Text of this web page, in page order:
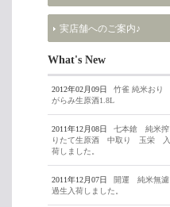
実店舗へのご案内♪
What's New
2012年02月09日
竹雀 純米おり
がらみ生原酒1.8L
2011年12月08日
七本鎗 純米搾
りたて生原酒 中取り 玉栄 入
荷しました。
2011年12月07日
開運 純米無濾
過生入荷しました。